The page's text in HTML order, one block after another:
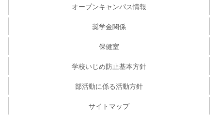
オープンキャンパス情報
奨学金関係
保健室
学校いじめ防止基本方針
部活動に係る活動方針
サイトマップ